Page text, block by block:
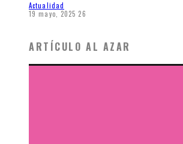
Actualidad
19 mayo, 2025 26
ARTÍCULO AL AZAR